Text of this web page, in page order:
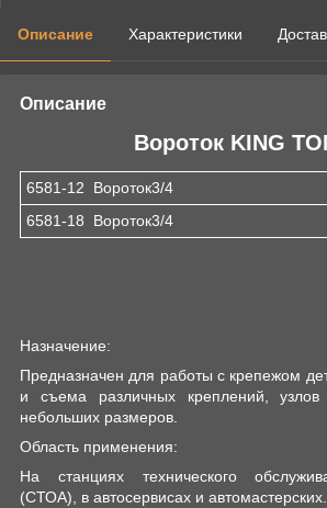
Описание Характеристики
Описание
Вороток KING
6581-12 Вороток3/4
6581-18 Вороток3/4
Назначение:
Предназначен для работы с крепежом
и съема различных креплений, узлов
небольших размеров.
Область применения:
На станциях технического
(СТОА), в автосервисах и автомастерских.